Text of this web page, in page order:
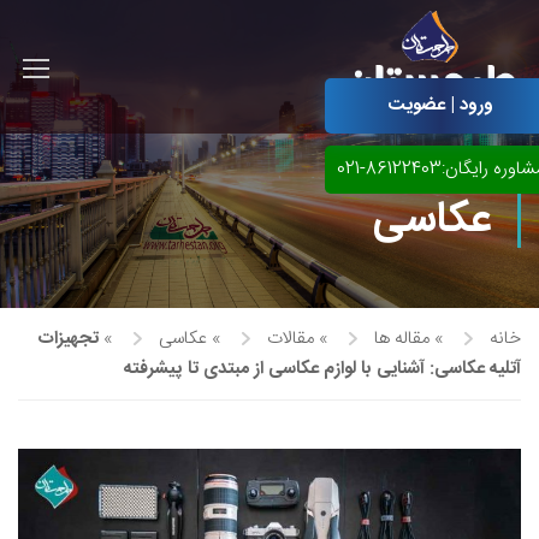
آموزش مجازی طراحی لباس
آموزش مجازی گرافیک
نقاشی پاستل
ورود | عضویت
رایگان:86122403-021
عکاسی
خانه » مقاله ها » مقالات » عکاسی » تجهیزات
آتلیه عکاسی: آشنایی با لوازم عکاسی از مبتدی تا پیشرفته